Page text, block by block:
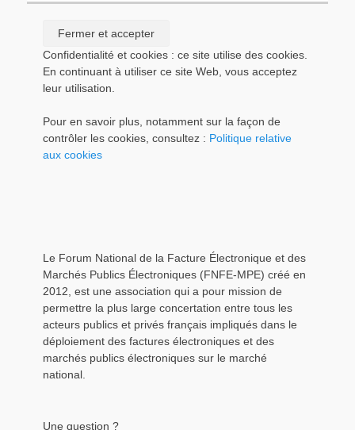
Confidentialité et cookies : ce site utilise des cookies.
En continuant à utiliser ce site Web, vous acceptez
leur utilisation.
Pour en savoir plus, notamment sur la façon de
contrôler les cookies, consultez : Politique relative
aux cookies
Le Forum National de la Facture Électronique et des
Marchés Publics Électroniques (FNFE-MPE) créé en
2012, est une association qui a pour mission de
permettre la plus large concertation entre tous les
acteurs publics et privés français impliqués dans le
déploiement des factures électroniques et des
marchés publics électroniques sur le marché
national.
Une question ?